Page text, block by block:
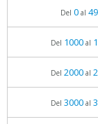
Del 0al
Del 1000al
Del 2000al
Del 3000al